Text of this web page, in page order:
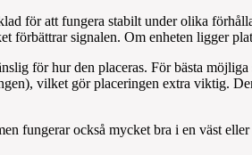
för att fungera stabilt under olika
förbättrar signalen. Om enheten ligger
för hur den placeras. För bästa
vilket gör placeringen extra viktig.
fungerar också mycket bra i en väst